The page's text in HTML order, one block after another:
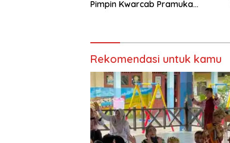
Pimpin Kwarcab Pramuka
Rekomendasi untuk kamu